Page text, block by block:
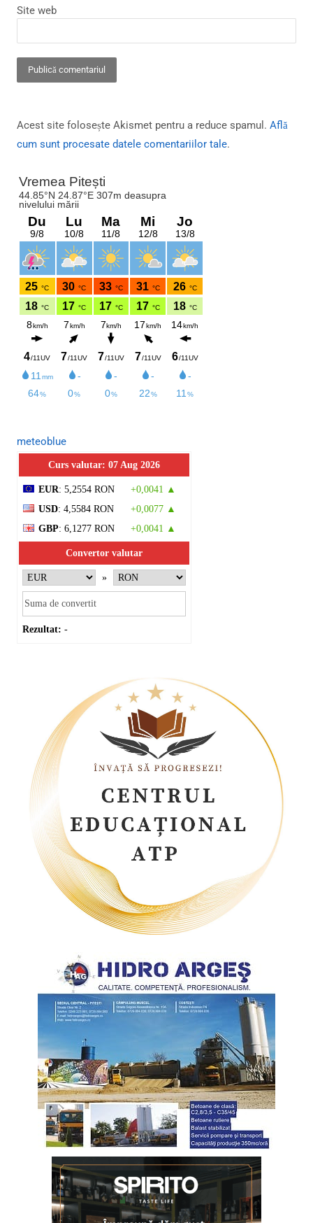
Site web
Acest site folosește Akismet pentru a reduce spamul. Află
cum sunt procesate datele comentariilor tale.
meteoblue
Curs valutar: 07 Aug 2026
EUR: 5,2554 RON
+0,0041 ▲
USD: 4,5584 RON
+0,0077 ▲
GBP: 6,1277 RON +0,0041 ▲
Convertor valutar
»
Rezultat: -